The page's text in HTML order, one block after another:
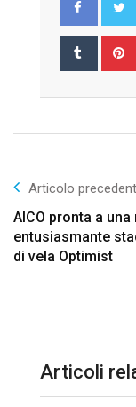
Tumblr
Articolo
AICO pronta a una
entusiasmante
di vela Optimist
Articoli